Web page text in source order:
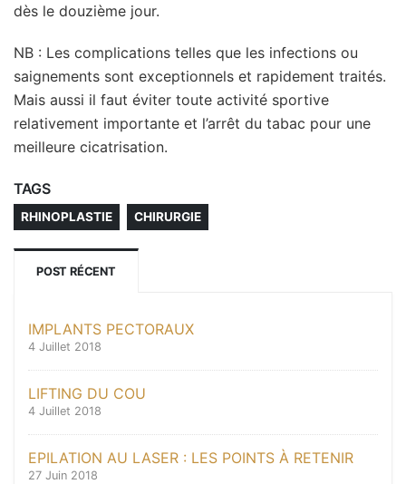
dès le douzième jour.
NB : Les complications telles que les infections ou
saignements sont exceptionnels et rapidement traités.
Mais aussi il faut éviter toute activité sportive
relativement importante et l’arrêt du tabac pour une
meilleure cicatrisation.
TAGS
RHINOPLASTIE CHIRURGIE
POST RÉCENT
IMPLANTS PECTORAUX
4 Juillet 2018
LIFTING DU COU
4 Juillet 2018
EPILATION AU LASER : LES POINTS À RETENIR
27 Juin 2018